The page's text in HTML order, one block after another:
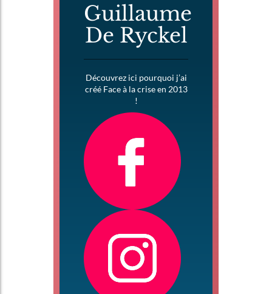
Guillaume
De Ryckel
Découvrez ici pourquoi j’ai
créé Face à la crise en 2013
!